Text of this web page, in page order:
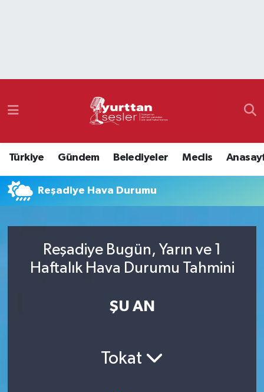
Türkiye Gündem Belediyeler Meclis
Reşadiye Hava Durumu
Reşadiye Bugün, Yarın ve 1
Haftalık Hava Durumu Tahmini
ŞU AN
Tokat
Namaz Vakitleri
Süper Lig Puan Durumu ve Fikstür
Tüm Manşetler
Son Dakika Haberleri
Haber Arşivi